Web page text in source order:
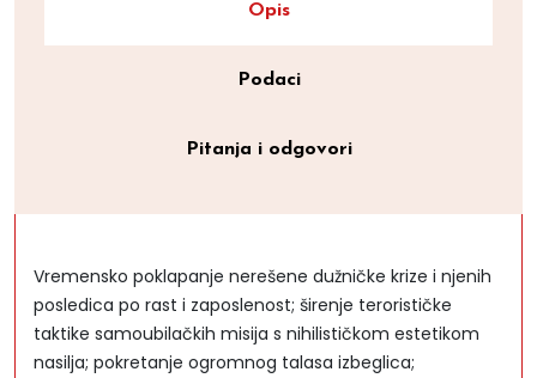
Opis
Podaci
Pitanja i odgovori
Vremensko poklapanje nerešene dužničke krize i njenih
posledica po rast i zaposlenost; širenje terorističke
taktike samoubilačkih misija s nihilističkom estetikom
nasilja; pokretanje ogromnog talasa izbeglica;